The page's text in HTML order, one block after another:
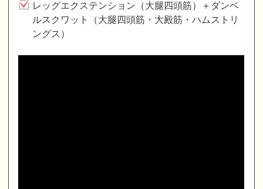
レッグエクステンション（大腿四頭筋）＋ダンベ
ルスクワット（大腿四頭筋・大殿筋・ハムストリ
ングス）